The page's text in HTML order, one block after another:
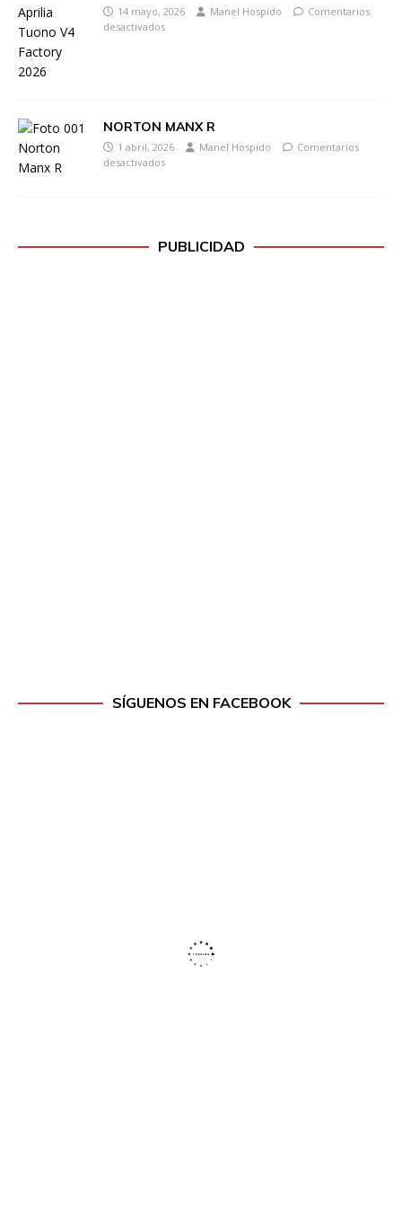
14 mayo, 2026 Manel Hospido
Comentarios
desactivados
NORTON MANX R
1 abril, 2026 Manel Hospido
Comentarios
desactivados
PUBLICIDAD
SÍGUENOS EN FACEBOOK